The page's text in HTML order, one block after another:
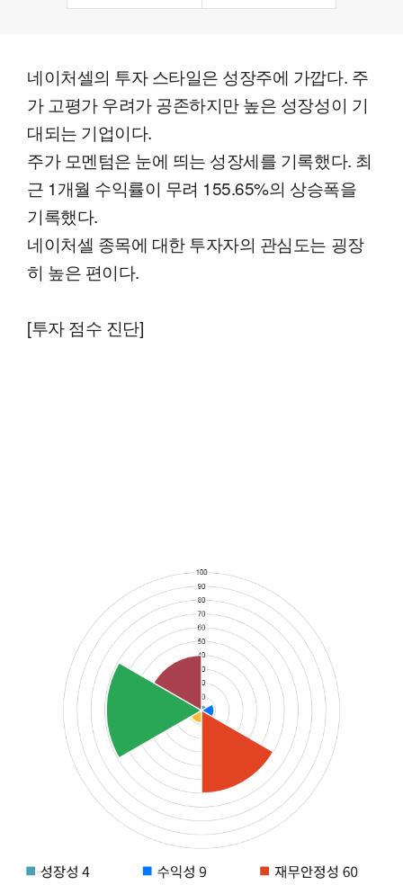
네이처셀의 투자 스타일은 성장주에 가깝다. 주
가 고평가 우려가 공존하지만 높은 성장성이 기
대되는 기업이다.
주가 모멘텀은 눈에 띄는 성장세를 기록했다. 최
근 1개월 수익률이 무려 155.65%의 상승폭을
기록했다.
네이처셀 종목에 대한 투자자의 관심도는 굉장
히 높은 편이다.
[투자 점수 진단]